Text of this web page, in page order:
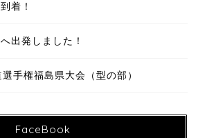
着！
出発しました！
手権福島県大会（型の部）
FaceBook